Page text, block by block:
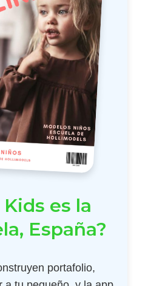
es la
España?
portafolio,